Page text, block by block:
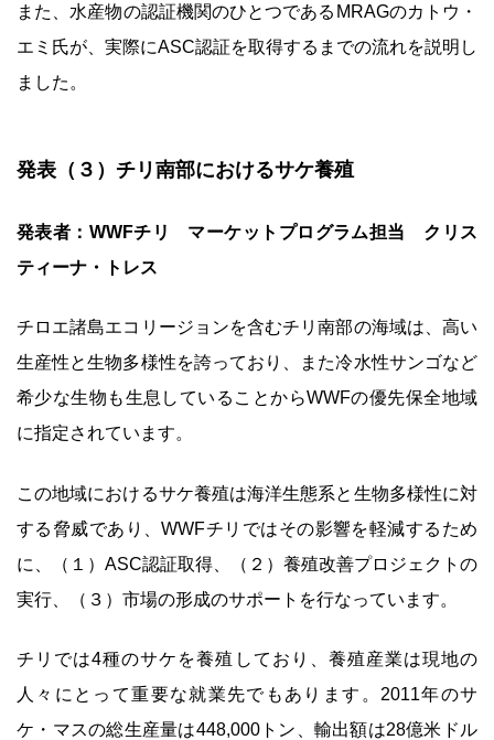
また、水産物の認証機関のひとつであるMRAGのカトウ・
エミ氏が、実際にASC認証を取得するまでの流れを説明し
ました。
発表（３）チリ南部におけるサケ養殖
発表者：WWFチリ マーケットプログラム担当 クリス
ティーナ・トレス
チロエ諸島エコリージョンを含むチリ南部の海域は、高い
生産性と生物多様性を誇っており、また冷水性サンゴなど
希少な生物も生息していることからWWFの優先保全地域
に指定されています。
この地域におけるサケ養殖は海洋生態系と生物多様性に対
する脅威であり、WWFチリではその影響を軽減するため
に、（１）ASC認証取得、（２）養殖改善プロジェクトの
実行、（３）市場の形成のサポートを行なっています。
チリでは4種のサケを養殖しており、養殖産業は現地の
人々にとって重要な就業先でもあります。2011年のサ
ケ・マスの総生産量は448,000トン、輸出額は28億米ドル